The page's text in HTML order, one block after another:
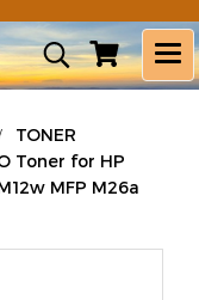
TONER
Toner for HP
MFP M26a